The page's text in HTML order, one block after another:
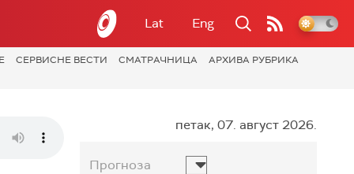
Lat Eng
СЕРВИСНЕ ВЕСТИ СМАТРАЧНИЦА АРХИВА РУБРИКА
петак, 07. август 2026.
Прогноза